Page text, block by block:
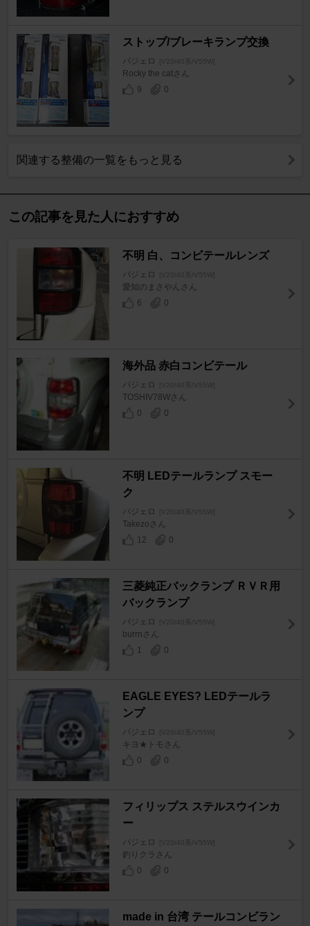
ストップ/ブレーキランプ交換
パジェロ [V20/40系/V55W]
Rocky the catさん
9
0
関連する整備の一覧をもっと見る
この記事を見た人におすすめ
不明 白、コンビテールレンズ
パジェロ [V20/40系/V55W]
愛知のまさやんさん
6
0
海外品 赤白コンビテール
パジェロ [V20/40系/V55W]
TOSHIV78Wさん
0
0
不明 LEDテールランプ スモー
ク
パジェロ [V20/40系/V55W]
Takezoさん
12
0
三菱純正バックランプ ＲＶＲ用
バックランプ
パジェロ [V20/40系/V55W]
burrnさん
1
0
EAGLE EYES? LEDテールラ
ンプ
パジェロ [V20/40系/V55W]
キヨ★トモさん
0
0
フィリップス ステルスウインカ
ー
パジェロ [V20/40系/V55W]
釣りクラさん
0
0
made in 台湾 テールコンビラン